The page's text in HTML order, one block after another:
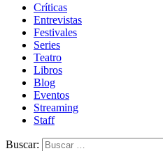
Críticas
Entrevistas
Festivales
Series
Teatro
Libros
Blog
Eventos
Streaming
Staff
Buscar: